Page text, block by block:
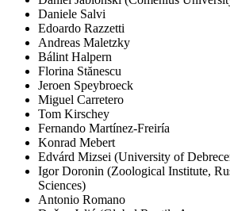
Daniele Salvi
Edoardo Razzetti
Andreas Maletzky
Bálint Halpern
Florina Stănescu
Jeroen Speybroeck
Miguel Carretero
Tom Kirschey
Fernando Martínez-Freiría
Konrad Mebert
Edvárd Mizsei (University of
Igor Doronin (Zoological Institute,
Sciences)
Antonio Romano